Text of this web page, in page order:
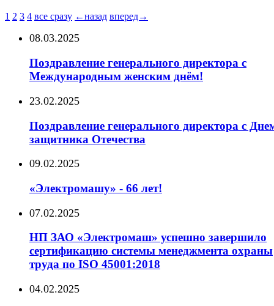
1 2 3 4 все сразу ←назад вперед→
08.03.2025
Поздравление генерального директора с
Международным женским днём!
23.02.2025
Поздравление генерального директора с
защитника Отечества
09.02.2025
«Электромашу» - 66 лет!
07.02.2025
НП ЗАО «Электромаш» успешно завершило
сертификацию системы менеджмента охраны
труда по ISO 45001:2018
04.02.2025